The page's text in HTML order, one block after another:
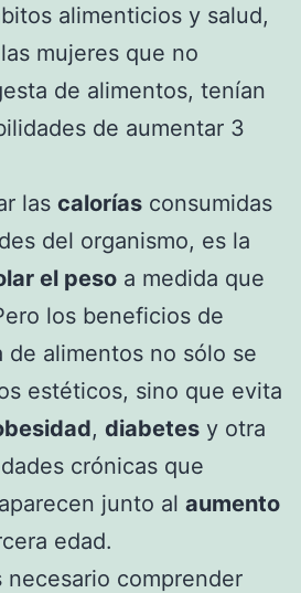
alimenticios y salud,
mujeres que no
de alimentos, tenían
de aumentar 3
las calorías consumidas
del organismo, es la
el peso a medida que
los beneficios de
de alimentos no sólo se
estéticos, sino que evita
, diabetes y otra
crónicas que
junto al aumento
edad.
necesario comprender